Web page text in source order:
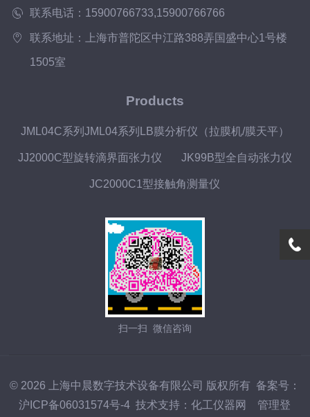
联系电话：15900766733,15900766766
联系地址：上海市普陀区中江路388弄国盛中心1号楼
1505室
Products
JML04C系列JML04系列LB膜分析仪（拉膜机/膜天平）
JJ2000C型旋转滴界面张力仪 JK99B型全自动张力仪
JC2000C1型接触角测量仪
扫一扫 微信咨询
© 2026 上海中晨数字技术设备有限公司 版权所有 备案号：
沪ICP备06031574号-4 技术支持：化工仪器网 管理登